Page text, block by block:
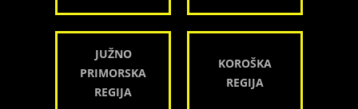
JUŽNO
PRIMORSKA
REGIJA
KOROŠKA
REGIJA